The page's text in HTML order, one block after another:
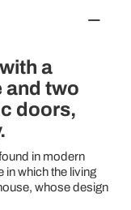
a
and two
doors,
in modern
which the living
whose design